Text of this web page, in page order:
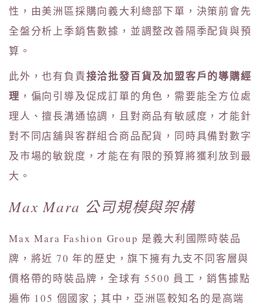
性，由美洲區採購向義大利總部下單，決策前會先
全盤分析上季銷售數據，並調整改善隔季配貨與預
算。
此外，也有負責接洽批發百貨及加盟客戶的導購經
理 ，偏向引導及促成訂單的角色，需要能全方位處
理人、擅長溝通協調，且對商品有敏感度，才能針
對不同店舖與客群組合商品配貨，同時具備對數字
及市場的敏銳度，才能在有限的預算將獲利放到最
大。
Max Mara 公司規模與架構
Max Mara Fashion Group 是義大利國際時裝品
牌，將近 70 年的歷史，旗下擁有九支不同客層與
價格帶的時裝品牌，全球有 5500 員工，銷售據點
遍佈 105 個國家；其中，亞洲區較知名的是高端